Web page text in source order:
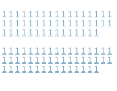
1 1 1 1 1 1 1 1 1 1 1 1 1 1 1 1 1
1 1 1 1 1 1 1 1 1 1 1 1 1 1 1 1 1
1 1 1 1 1 1 1 1 1 1 1 1 1 1 1
1 1 1 1 1 1 1 1 1 1 1 1 1 1 1 1 1
1 1 1 1 1 1 1 1 1 1 1 1 1 1 1 1 1
1 1 1 1 1 1 1 1 1 1 1 1 1 1 1